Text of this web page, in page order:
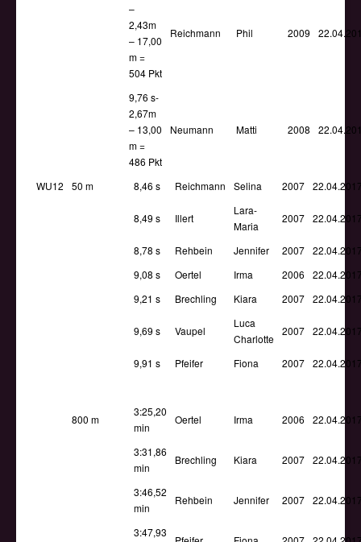
–
2,43m
– 17,00
m =
504 Pkt
Reichmann Phil 2009
9,76 s-
2,67m
– 13,00
m =
486 Pkt
Neumann Matti 2008
WU12 50 m 8,46 s Reichmann Selina 2007
8,49 s Illert
Lara-
Maria
2007
8,78 s Rehbein Jennifer 2007
9,08 s
Oertel Irma 2006
9,21 s
Brechling Kiara 2007
9,69 s Vaupel
Luca
Charlotte
2007
9,91 s Pfeifer Fiona 2007
800 m
3:25,20
min
Oertel Irma 2006
3:31,86
min
Brechling Kiara 2007
3:46,52
min
Rehbein Jennifer 2007
3:47,93